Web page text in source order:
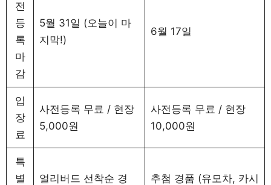
전
등
록
마
감
5월 31일 (오늘이 마
지막!)
6월 17일
입
장
료
사전등록 무료 / 현장
5,000원
사전등록 무료 / 현장
10,000원
특
별
얼리버드 선착순 경
추첨 경품 (유모차, 카시